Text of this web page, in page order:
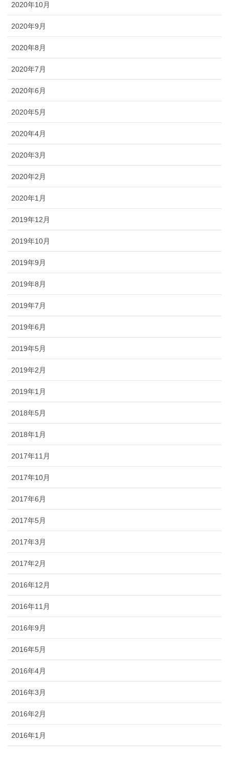
2020年10月
2020年9月
2020年8月
2020年7月
2020年6月
2020年5月
2020年4月
2020年3月
2020年2月
2020年1月
2019年12月
2019年10月
2019年9月
2019年8月
2019年7月
2019年6月
2019年5月
2019年2月
2019年1月
2018年5月
2018年1月
2017年11月
2017年10月
2017年6月
2017年5月
2017年3月
2017年2月
2016年12月
2016年11月
2016年9月
2016年5月
2016年4月
2016年3月
2016年2月
2016年1月